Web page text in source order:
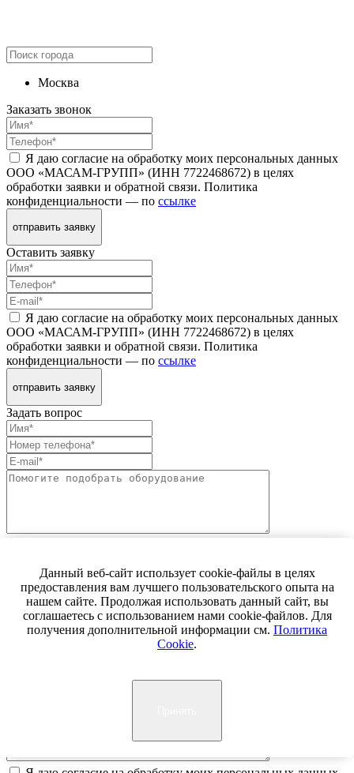
Москва
Заказать звонок
Я даю согласие на обработку моих персональных данных
ООО «МАСАМ-ГРУПП» (ИНН 7722468672) в целях
обработки заявки и обратной связи. Политика
конфиденциальности — по ссылке
отправить заявку
Оставить заявку
Я даю согласие на обработку моих персональных данных
ООО «МАСАМ-ГРУПП» (ИНН 7722468672) в целях
обработки заявки и обратной связи. Политика
конфиденциальности — по ссылке
отправить заявку
Задать вопрос
обработки заявки и обратной связи. Политика
конфиденциальности — поссылке
отправить заявку
Подобрать станок
Данный веб-сайт использует cookie-файлы в целях
предоставления вам лучшего пользовательского опыта на
нашем сайте. Продолжая использовать данный сайт, вы
соглашаетесь с использованием нами cookie-файлов. Для
получения дополнительной информации см. Политика
Cookie.